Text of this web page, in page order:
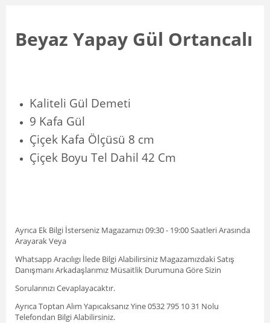
Beyaz Yapay Gül Ortancalı
Kaliteli Gül Demeti
9 Kafa Gül
Çiçek Kafa Ölçüsü 8 cm
Çiçek Boyu Tel Dahil 42 Cm
Ayrıca Ek Bilgi İsterseniz Magazamızı 09:30 - 19:00 Saatleri Arasında
Arayarak Veya
Whatsapp Aracılıgı İlede Bilgi Alabilirsiniz Magazamızdaki Satış
Danışmanı Arkadaşlarımız Müsaitlik Durumuna Göre Sizin
Sorularınızı Cevaplayacaktır.
Ayrıca Toptan Alım Yapıcaksanız Yine 0532 795 10 31 Nolu
Telefondan Bilgi Alabilirsiniz.